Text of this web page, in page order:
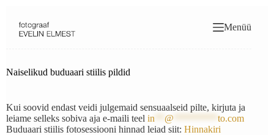
content
Menüü
Naiselikud buduaari stiilis pildid
Kui soovid endast veidi julgemaid sensuaalseid pilte, kirjuta ja
leiame selleks sobiva aja e-maili teel in @
to.com
Buduaari stiilis fotosessiooni hinnad leiad siit: Hinnakiri